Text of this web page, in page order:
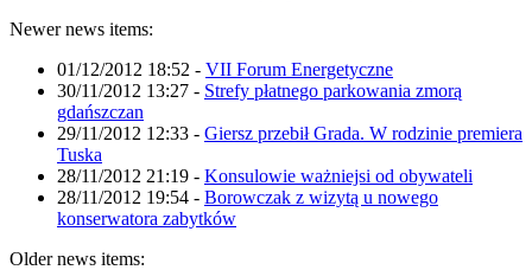
Newer news items:
01/12/2012 18:52 - VII Forum Energetyczne
30/11/2012 13:27 - Strefy płatnego parkowania zmorą
gdańszczan
29/11/2012 12:33 - Giersz przebił Grada. W rodzinie premiera
Tuska
28/11/2012 21:19 - Konsulowie ważniejsi od obywateli
28/11/2012 19:54 - Borowczak z wizytą u nowego
konserwatora zabytków
Older news items: